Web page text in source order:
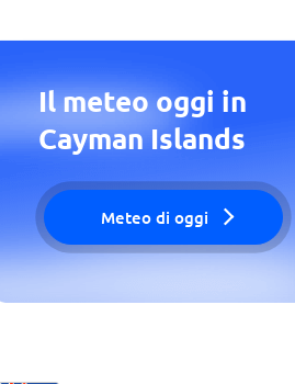
Il meteo oggi in
Cayman Islands
Meteo di oggi